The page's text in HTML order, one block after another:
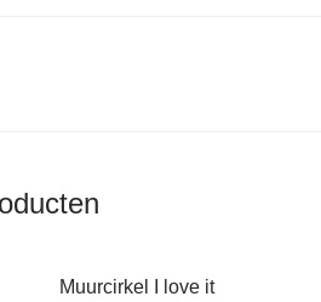
Muurcirkel I love it